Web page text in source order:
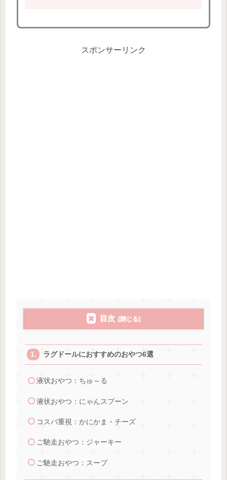
スポンサーリンク
目次
ラグドールにおすすめのおやつ6選
液状おやつ：ちゅ～る
液状おやつ：にゃんスプーン
コスパ重視：かにかま・チーズ
ご馳走おやつ：ジャーキー
ご馳走おやつ：スープ